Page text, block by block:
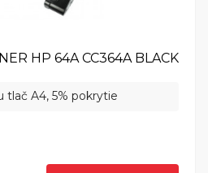
HP 64A CC364A BLACK
tlač A4, 5% pokrytie